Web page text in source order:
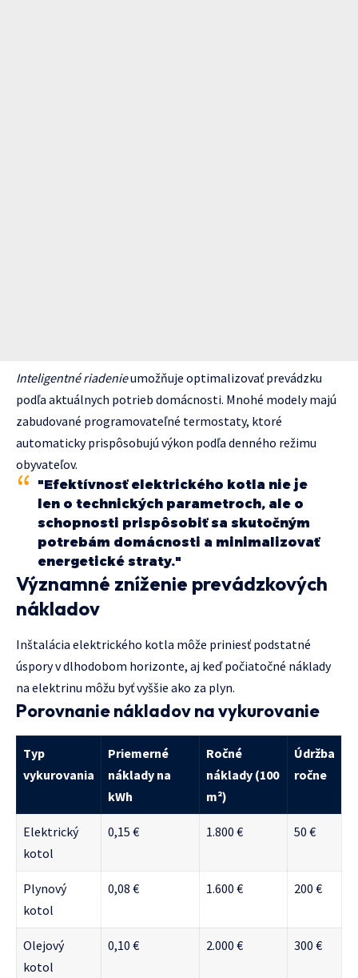
Inteligentné riadenieumožňuje optimalizovať prevádzku
podľa aktuálnych potrieb domácnosti. Mnohé modely majú
zabudované programovateľné termostaty, ktoré
automaticky prispôsobujú výkon podľa denného režimu
obyvateľov.
"Efektívnosť elektrického kotla nie je
len o technických parametroch, ale o
schopnosti prispôsobiť sa skutočným
potrebám domácnosti a minimalizovať
energetické straty."
Významné zníženie prevádzkových
nákladov
Inštalácia elektrického kotla môže priniesť podstatné
úspory v dlhodobom horizonte, aj keď počiatočné náklady
na elektrinu môžu byť vyššie ako za plyn.
Porovnanie nákladov na vykurovanie
Typ
vykurovania
Priemerné
náklady na
kWh
Ročné
náklady (100
m²)
Údržba
ročne
Elektrický
kotol
0,15 € 1.800 € 50 €
Plynový
kotol
0,08 € 1.600 € 200 €
Olejový
kotol
0,10 € 2.000 € 300 €